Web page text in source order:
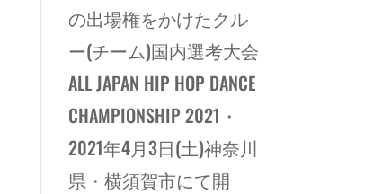
の出場権をかけたクル
ー(チーム)国内選考大会
ALL JAPAN HIP HOP DANCE
CHAMPIONSHIP 2021・
2021年4月3日(土)神奈川
県・横須賀市にて開